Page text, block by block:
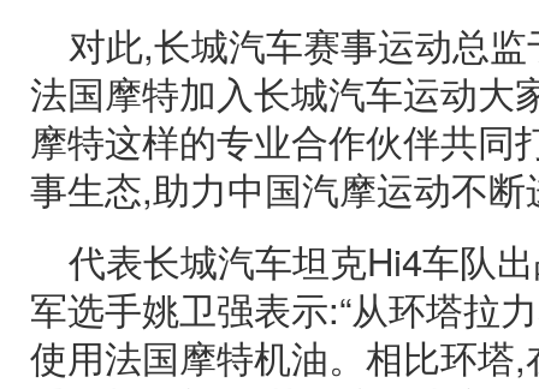
对此,长城汽车赛事运动总
法国摩特加入长城汽车运动大
摩特这样的专业合作伙伴共同
事生态,助力中国汽摩运动不断
代表长城汽车坦克Hi4车队
军选手姚卫强表示:“从环塔拉
使用法国摩特机油。相比环塔